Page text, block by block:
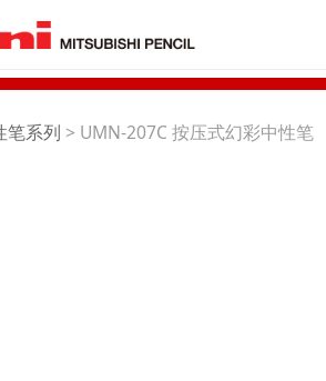
按压式幻彩
笔系列 > UMN-207C 按压式幻彩中性笔